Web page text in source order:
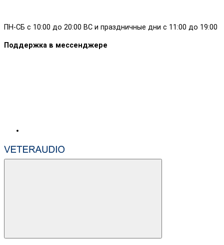
ПН-СБ с 10:00 до 20:00 ВС и праздничные дни с 11:00 до 19:00
Поддержка в мессенджере